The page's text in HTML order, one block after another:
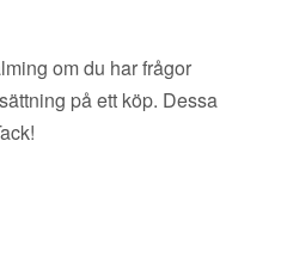
om du har frågor
på ett köp. Dessa